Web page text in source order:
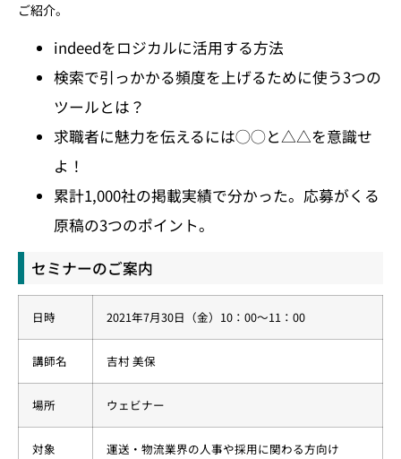
ご紹介。
indeedをロジカルに活用する方法
検索で引っかかる頻度を上げるために使う3つの
ツールとは？
求職者に魅力を伝えるには◯◯と△△を意識せ
よ！
累計1,000社の掲載実績で分かった。応募がくる
原稿の3つのポイント。
セミナーのご案内
日時 2021年7月30日（金）10：00〜11：00
講師名 吉村 美保
場所 ​ウェビナー
対象 運送・物流業界の人事や採用に関わる方向け